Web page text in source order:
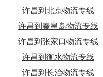
许昌到北京物流专线
许昌到秦皇岛物流专线
许昌到张家口物流专线
许昌到衡水物流专线
许昌到长治物流专线